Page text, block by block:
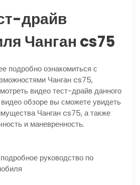
драйв
Чанган cs75
подробно ознакомиться с
Чанган cs75,
видео тест-драйв данного
обзоре вы сможете увидеть
Чанган cs75, а также
и маневренность.
руководство по